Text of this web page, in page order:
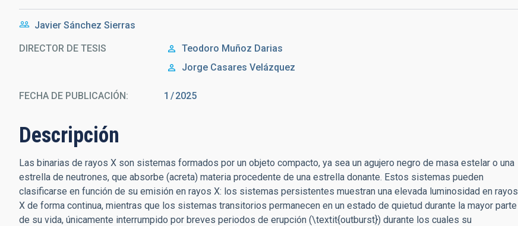
navegación
Javier Sánchez Sierras
DIRECTOR DE TESIS Teodoro Muñoz Darias
Jorge Casares Velázquez
FECHA DE PUBLICACIÓN: 1 2025
Descripción
Las binarias de rayos X son sistemas formados por un objeto compacto, ya sea un agujero negro de masa estelar o una
estrella de neutrones, que absorbe (acreta) materia procedente de una estrella donante. Estos sistemas pueden
clasificarse en función de su emisión en rayos X: los sistemas persistentes muestran una elevada luminosidad en rayos
X de forma continua, mientras que los sistemas transitorios permanecen en un estado de quietud durante la mayor parte
de su vida, únicamente interrumpido por breves periodos de erupción (\textit{outburst}) durante los cuales su